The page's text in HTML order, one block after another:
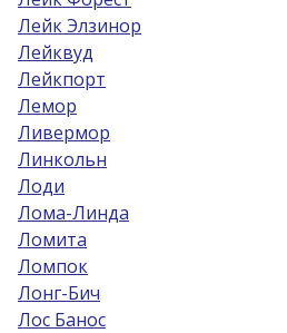
Лейк Элзинор
Лейквуд
Лейкпорт
Лемор
Ливермор
Линкольн
Лоди
Лома-Линда
Ломита
Ломпок
Лонг-Бич
Лос Банос